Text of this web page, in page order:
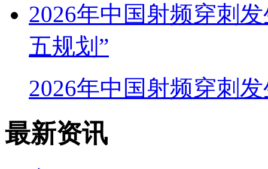
2026年中国射频穿刺
五规划”
2026年中国射频穿刺
最新资讯